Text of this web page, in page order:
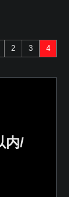
2 3 4
内/